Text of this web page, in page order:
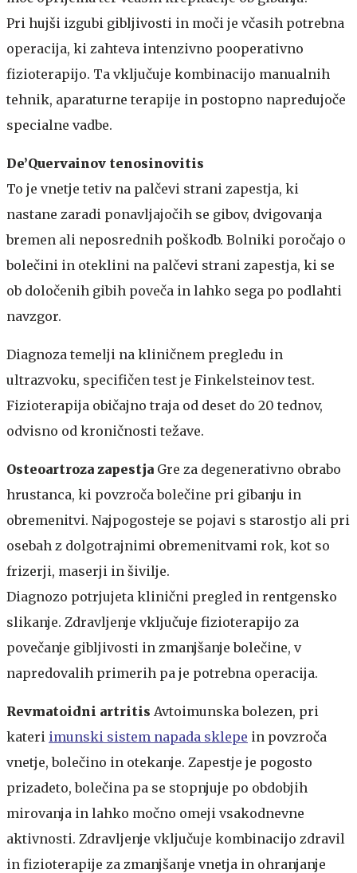
Pri hujši izgubi gibljivosti in moči je včasih potrebna
operacija, ki zahteva intenzivno pooperativno
fizioterapijo. Ta vključuje kombinacijo manualnih
tehnik, aparaturne terapije in postopno napredujoče
specialne vadbe.
De’Quervainov tenosinovitis
To je vnetje tetiv na palčevi strani zapestja, ki
nastane zaradi ponavljajočih se gibov, dvigovanja
bremen ali neposrednih poškodb. Bolniki poročajo o
bolečini in oteklini na palčevi strani zapestja, ki se
ob določenih gibih poveča in lahko sega po podlahti
navzgor.
Diagnoza temelji na kliničnem pregledu in
ultrazvoku, specifičen test je Finkelsteinov test.
Fizioterapija običajno traja od deset do 20 tednov,
odvisno od kroničnosti težave.
Osteoartroza zapestja Gre za degenerativno obrabo
hrustanca, ki povzroča bolečine pri gibanju in
obremenitvi. Najpogosteje se pojavi s starostjo ali pri
osebah z dolgotrajnimi obremenitvami rok, kot so
frizerji, maserji in šivilje.
Diagnozo potrjujeta klinični pregled in rentgensko
slikanje. Zdravljenje vključuje fizioterapijo za
povečanje gibljivosti in zmanjšanje bolečine, v
napredovalih primerih pa je potrebna operacija.
Revmatoidni artritis Avtoimunska bolezen, pri
kateri imunski sistem napada sklepe in povzroča
vnetje, bolečino in otekanje. Zapestje je pogosto
prizadeto, bolečina pa se stopnjuje po obdobjih
mirovanja in lahko močno omeji vsakodnevne
aktivnosti. Zdravljenje vključuje kombinacijo zdravil
in fizioterapije za zmanjšanje vnetja in ohranjanje